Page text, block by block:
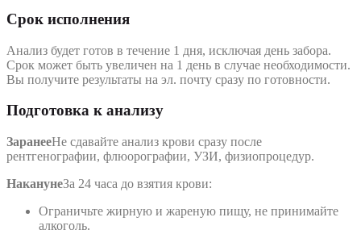
Срок исполнения
Анализ будет готов в течение 1 дня, исключая день забора.
Срок может быть увеличен на 1 день в случае необходимости.
Вы получите результаты на эл. почту сразу по готовности.
Подготовка к анализу
ЗаранееНе сдавайте анализ крови сразу после
рентгенографии, флюорографии, УЗИ, физиопроцедур.
НаканунеЗа 24 часа до взятия крови:
Ограничьте жирную и жареную пищу, не принимайте
алкоголь.